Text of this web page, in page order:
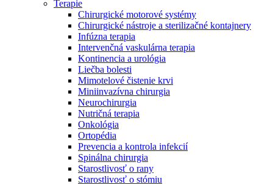
Nefrologické ambulancie
V nefrologických ambulanciách prevádzkujeme poradenstvo
a prípravu pacientov k jednotlivým metódam náhrady funkcie
obličiek. Zvoľte si mesto, ktoré potrebujete a navštívte nás.
Terapie
Chirurgické motorové systémy
Chirurgické nástroje a sterilizačné kontajnery
Infúzna terapia
Intervenčná vaskulárna terapia
Kontinencia a urológia
Liečba bolesti
Mimotelové čistenie krvi
Miniinvazívna chirurgia
Neurochirurgia
Nutričná terapia
Onkológia
Ortopédia
Prevencia a kontrola infekcií
Spinálna chirurgia
Starostlivosť o rany
Starostlivosť o stómiu